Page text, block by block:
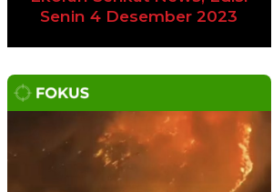
Ekoran Serikat News, Edisi
Previous